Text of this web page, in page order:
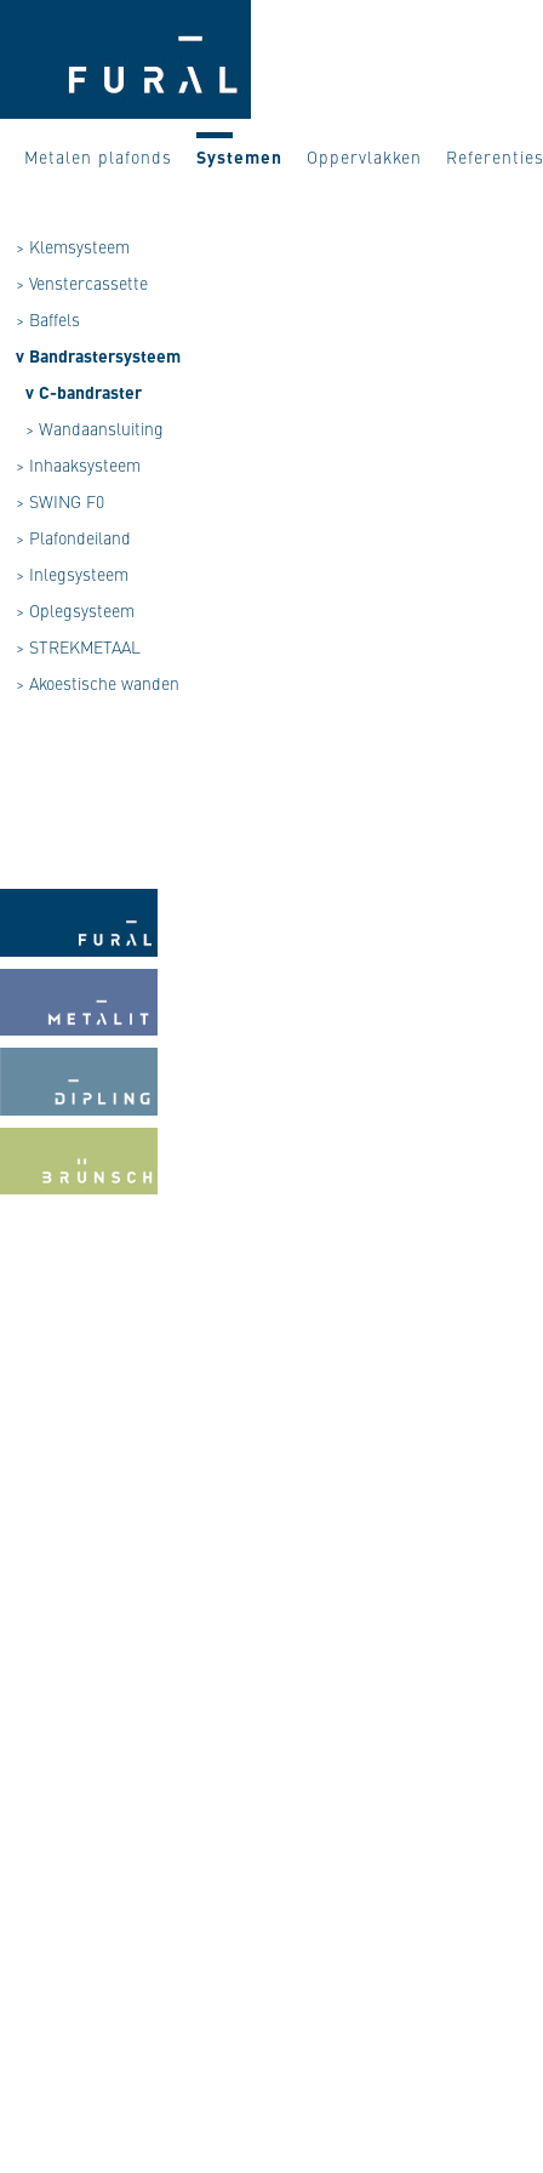
Metalen plafonds Systemen Oppervlakken Referenties
> Klemsysteem
> Venstercassette
> Baffels
v Bandrastersysteem
v C-bandraster
> Wandaansluiting
> Inhaaksysteem
> SWING F0
> Plafondeiland
> Inlegsysteem
> Oplegsysteem
> STREKMETAAL
> Akoestische wanden